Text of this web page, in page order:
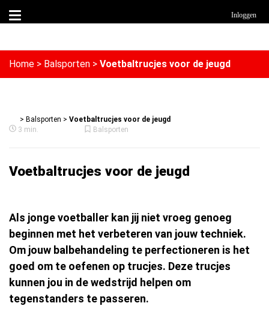
Inloggen
Home > Balsporten > Voetbaltrucjes voor de jeugd
> Balsporten > Voetbaltrucjes voor de jeugd
3 min.
Balsporten
Voetbaltrucjes voor de jeugd
Als jonge voetballer kan jij niet vroeg genoeg
beginnen met het verbeteren van jouw techniek.
Om jouw balbehandeling te perfectioneren is het
goed om te oefenen op trucjes. Deze trucjes
kunnen jou in de wedstrijd helpen om
tegenstanders te passeren.